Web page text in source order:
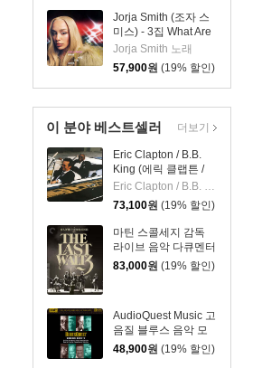
Jorja Smith (조자 스
미스) - 3집 What Are
The Odds [심플 바이
올렛 컬러 LP]
Jorja Smith 노래
57,900원 (19% 할인)
이 분야 베스트셀러
Eric Clapton / B.B.
King (에릭 클랩튼 /
비비 킹) - Riding
With The King [골드
컬러 2LP]
Eric Clapton / B.B. King
73,100원 (19% 할인)
마틴 스콜세지 감독
라이브 음악 다큐멘터
리 (The Last Waltz)
[4K UHD + BD]
83,000원 (19% 할인)
AudioQuest Music 고
음질 블루스 음악 모
음집 (Blues Quest)
48,900원 (19% 할인)
더보기